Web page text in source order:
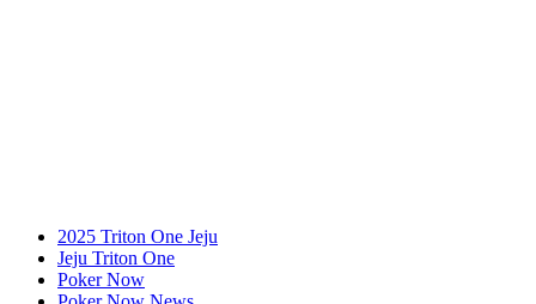
2025 Triton One Jeju
Jeju Triton One
Poker Now